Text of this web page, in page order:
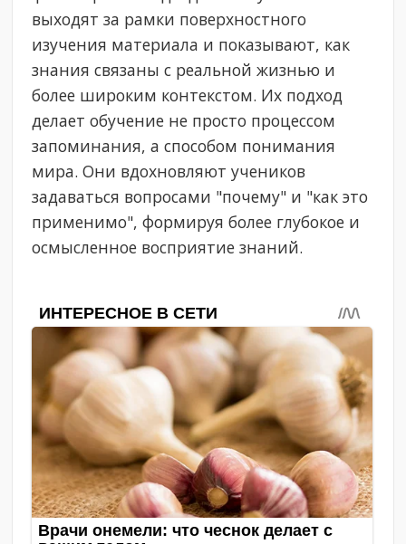
выходят за рамки поверхностного
изучения материала и показывают, как
знания связаны с реальной жизнью и
более широким контекстом. Их подход
делает обучение не просто процессом
запоминания, а способом понимания
мира. Они вдохновляют учеников
задаваться вопросами "почему" и "как это
применимо", формируя более глубокое и
осмысленное восприятие знаний.